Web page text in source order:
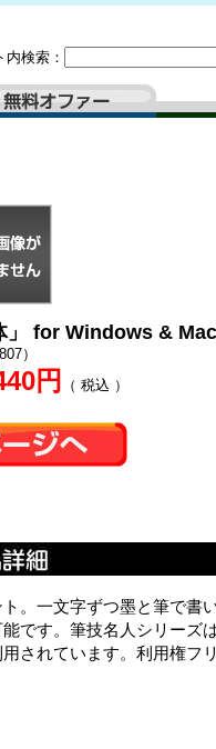
内検索：
」 for Windows &
）
円 （ 税込 ）
。一文字ずつ墨と筆で書
です。筆技名人シリーズ
されています。利用権フ